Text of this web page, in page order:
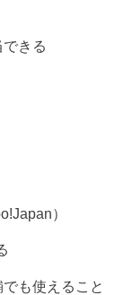
きる
）
も使えること